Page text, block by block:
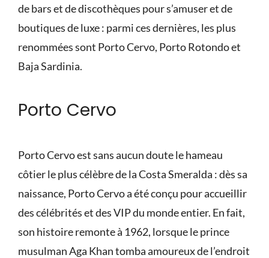
de bars et de discothèques pour s’amuser et de
boutiques de luxe : parmi ces dernières, les plus
renommées sont Porto Cervo, Porto Rotondo et
Baja Sardinia.
Porto Cervo
Porto Cervo est sans aucun doute le hameau
côtier le plus célèbre de la Costa Smeralda : dès sa
naissance, Porto Cervo a été conçu pour accueillir
des célébrités et des VIP du monde entier. En fait,
son histoire remonte à 1962, lorsque le prince
musulman Aga Khan tomba amoureux de l’endroit